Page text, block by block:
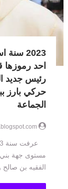
2023
احد رموزها
رئيس جديد
حركي بارز
الجماعة
الفقيه بن